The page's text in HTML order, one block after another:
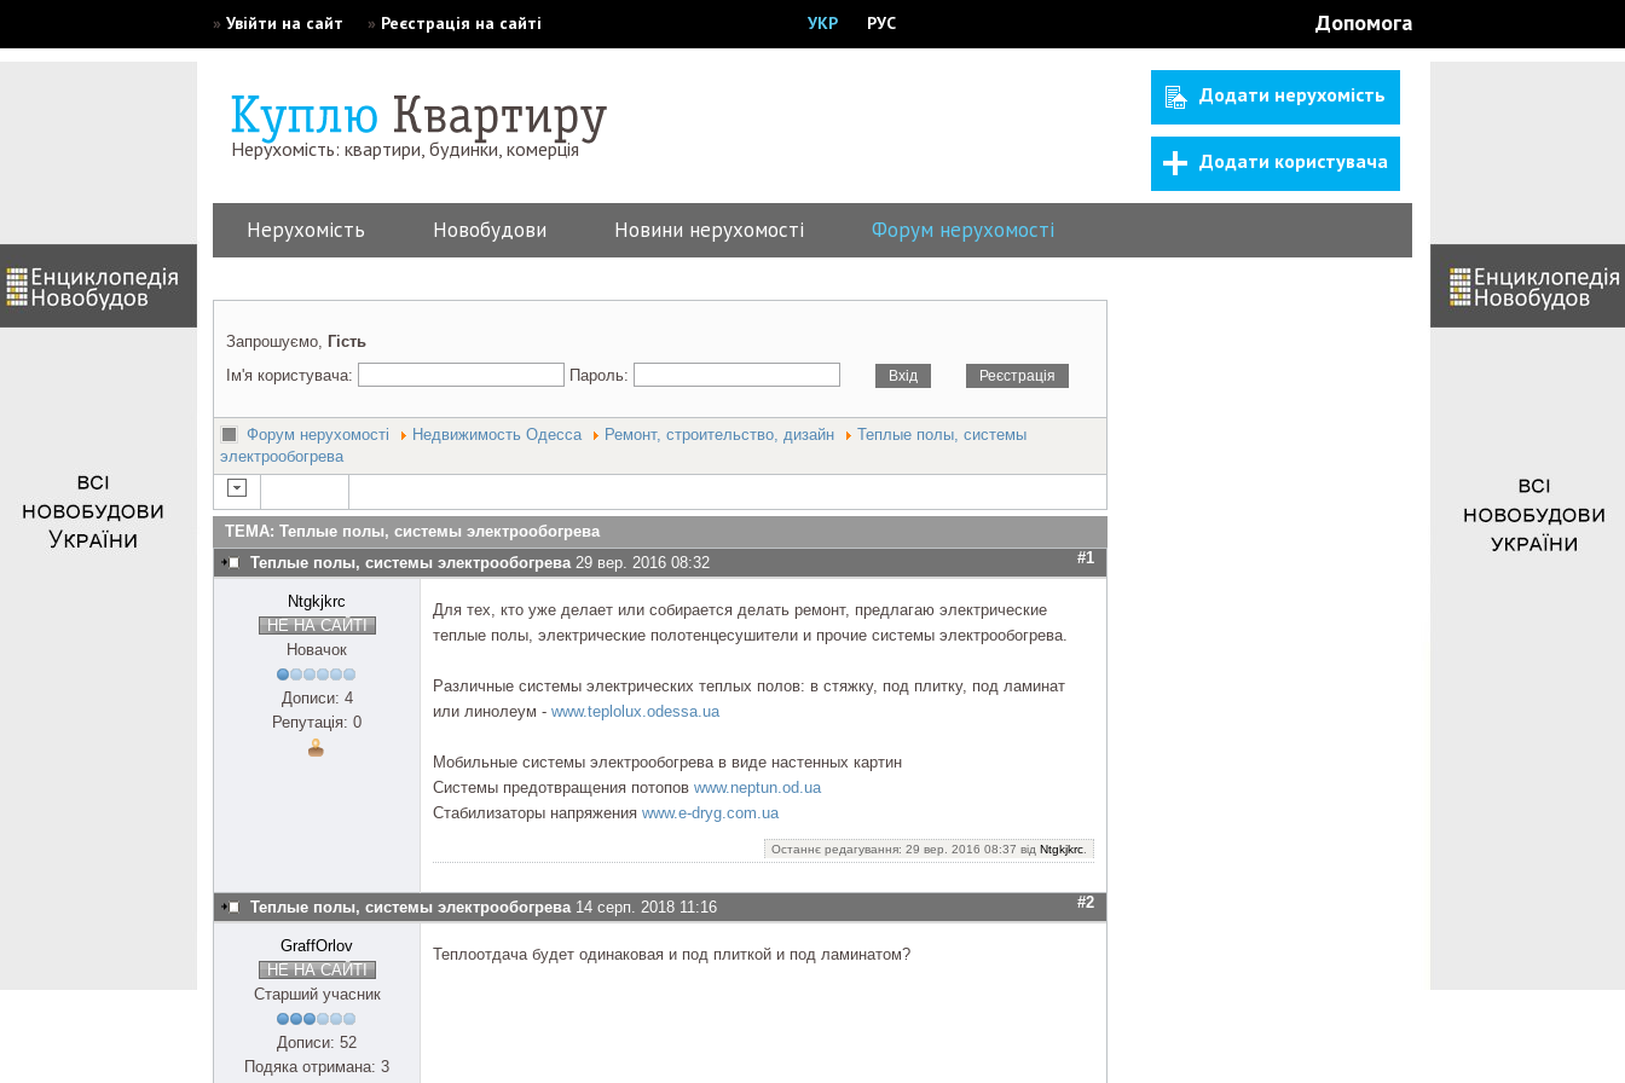
» Увійти на сайт » Реєстрація на сайті УКР РУС Допомога
Нерухомість: квартири, будинки, комерція
Додати нерухомість
Додати користувача
Нерухомість Новобудови Новини нерухомості Форум нерухомості
Запрошуємо, Гість
Ім'я користувача:
Пароль:
Форум нерухомості Недвижимость Одесса Ремонт, строительство, дизайн
Теплые полы, системы
электрообогрева
ТЕМА: Теплые полы, системы электрообогрева
Теплые полы, системы электрообогрева 29 вер. 2016 08:32 #1
Ntgkjkrc
НЕ НА САЙТІ
Новачок
Дописи: 4
Репутація: 0
Для тех, кто уже делает или собирается делать ремонт, предлагаю электрические
теплые полы, электрические полотенцесушители и прочие системы электрообогрева.
Различные системы электрических теплых полов: в стяжку, под плитку, под ламинат
или линолеум - www.teplolux.odessa.ua
Мобильные системы электрообогрева в виде настенных картин
Системы предотвращения потопов www.neptun.od.ua
Стабилизаторы напряжения www.e-dryg.com.ua
Останнє редагування: 29 вер. 2016 08:37 від Ntgkjkrc
Теплые полы, системы электрообогрева 14 серп. 2018 11:16 #2
GraffOrlov
НЕ НА САЙТІ
Старший учасник
Дописи: 52
Подяка отримана: 3
Теплоотдача будет одинаковая и под плиткой и под ламинатом?